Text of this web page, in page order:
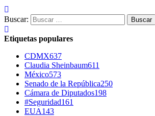
Buscar:
Etiquetas populares
CDMX637
Claudia Sheinbaum611
México573
Senado de la República250
Cámara de Diputados198
#Seguridad161
EUA143